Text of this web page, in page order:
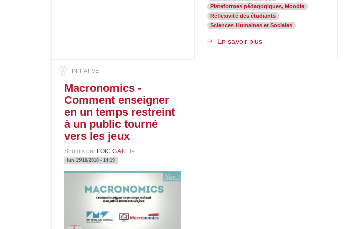
Plateformes pédagogiques, Moodle
Réflexivité des étudiants
Sciences Humaines et Sociales
En savoir plus
Macronomics -
Comment enseigner
en un temps restreint
à un public tourné
vers les jeux
Soumis par LOIC GATE le
lun 15/10/2018 - 14:19